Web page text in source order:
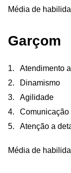
Média de
Garçom
Atendimento
Dinamismo
Agilidade
Comunicação
Atenção a
Média de